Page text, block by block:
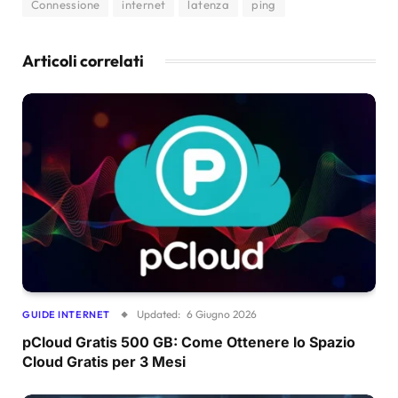
Connessione internet latenza ping
Articoli correlati
GUIDE INTERNET Updated: 6 Giugno 2026
pCloud Gratis 500 GB: Come Ottenere lo Spazio
Cloud Gratis per 3 Mesi